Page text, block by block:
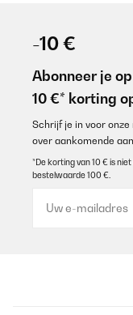
-10 €
Abonneer je
10 €* korting
Schrijf je in voor
over aankomende
*De korting van 10 € is
bestelwaarde 100 €.